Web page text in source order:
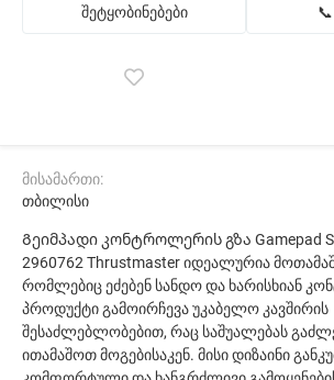
შეტყობინებები
მისამართი:
თბილისი
Გეიმპადი კონტროლერის გზა Gamepad
2960762 Thrustmaster იდეალურია
რომლებიც ეძებენ სანდო და ხარისხიან
პროდუქტი გამოირჩევა უკაბელო კავშირის
შესაძლებლობებით, რაც საშუალებას
ითამაშოთ მოგებისაკენ. მისი დიზაინი